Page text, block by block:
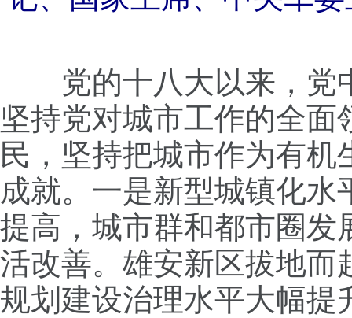
党的十八大以来，党
坚持党对城市工作的全
民，坚持把城市作为有
成就。一是新型城镇化
提高，城市群和都市圈发
活改善。雄安新区拔地而
规划建设治理水平大幅提